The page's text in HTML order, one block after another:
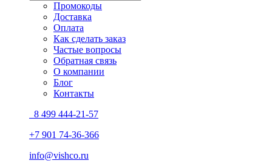
Промокоды
Доставка
Оплата
Как сделать заказ
Частые вопросы
Обратная связь
О компании
Блог
Контакты
8 499 444-21-57
+7 901 74-36-366
info@vishco.ru